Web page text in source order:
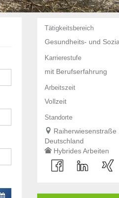
Tätigkeitsbereich
Gesundheits- und
Karrierestufe
mit Berufserfahrung
Arbeitszeit
Vollzeit
Standorte
Deutschland
Hybrides Arbeiten